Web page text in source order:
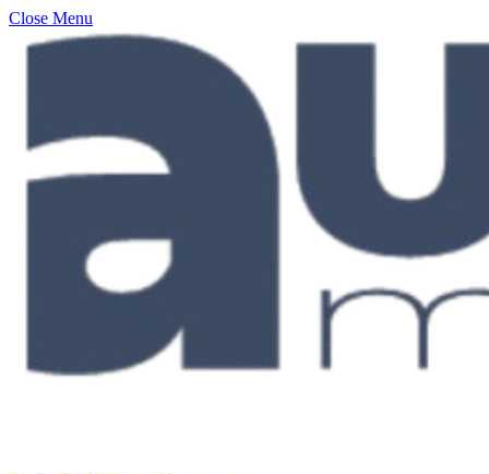
Close Menu